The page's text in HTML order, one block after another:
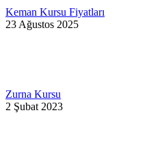
Keman Kursu Fiyatları
23 Ağustos 2025
Zurna Kursu
2 Şubat 2023